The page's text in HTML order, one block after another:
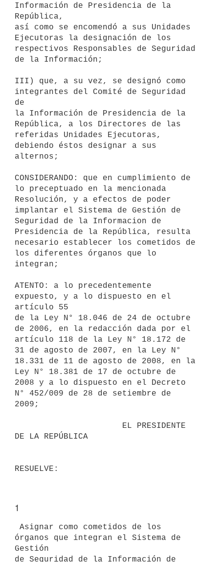
Información de Presidencia de la
República,
así como se encomendó a sus Unidades
Ejecutoras la designación de los
respectivos Responsables de Seguridad
de la Información;
III) que, a su vez, se designó como
integrantes del Comité de Seguridad
de
la Información de Presidencia de la
República, a los Directores de las
referidas Unidades Ejecutoras,
debiendo éstos designar a sus
alternos;
CONSIDERANDO: que en cumplimiento de
lo preceptuado en la mencionada
Resolución, y a efectos de poder
implantar el Sistema de Gestión de
Seguridad de la Informacion de
Presidencia de la República, resulta
necesario establecer los cometidos de
los diferentes órganos que lo
integran;
ATENTO: a lo precedentemente
expuesto, y a lo dispuesto en el
artículo 55
de la Ley N° 18.046 de 24 de octubre
de 2006, en la redacción dada por el
artículo 118 de la Ley N° 18.172 de
31 de agosto de 2007, en la Ley N°
18.331 de 11 de agosto de 2008, en la
Ley N° 18.381 de 17 de octubre de
2008 y a lo dispuesto en el Decreto
N° 452/009 de 28 de setiembre de
2009;
DE LA REPÚBLICA
1
órganos que integran el Sistema de
Gestión
de Seguridad de la Información de